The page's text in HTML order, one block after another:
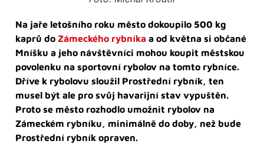
Na jaře letošního roku město dokoupilo 500 kg
kaprů do Zámeckého rybníka a od května si občané
Mníšku a jeho návštěvníci mohou koupit městskou
povolenku na sportovní rybolov na tomto rybníce.
Dříve k rybolovu sloužil Prostřední rybník, ten
musel být ale pro svůj havarijní stav vypuštěn.
Proto se město rozhodlo umožnit rybolov na
Zámeckém rybníku, minimálně do doby, než bude
Prostřední rybník opraven.